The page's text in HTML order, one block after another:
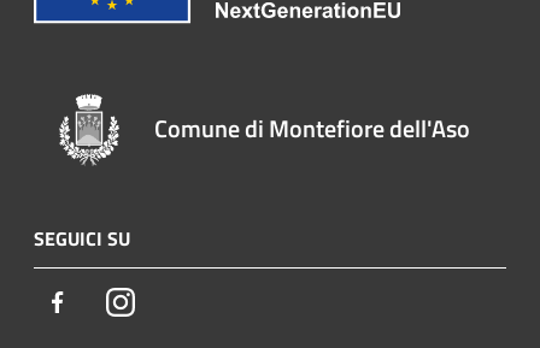
Comune di Montefiore dell'Aso
SEGUICI SU
FacebookInstagram